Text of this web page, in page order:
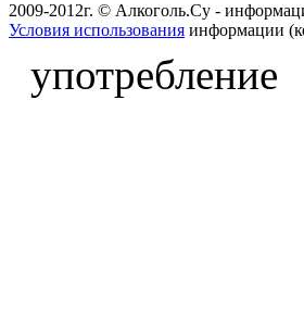
2009-2012г. © Алкоголь.Су -
Условия использования информации